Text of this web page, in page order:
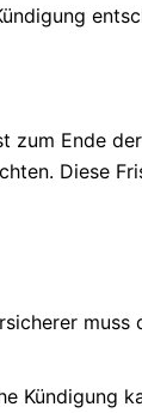
zum Ende
Diese
muss
Kündigung